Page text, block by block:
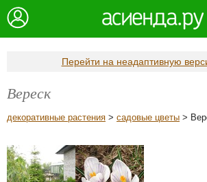
Перейти на неадаптивную
Вереск
декоративные растения > садовые цветы >